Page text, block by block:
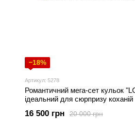
−18%
Артикул: 5278
Романтичний мега-сет кульок
ідеальний для сюрпризу коханій
20 000 грн
16 500 грн